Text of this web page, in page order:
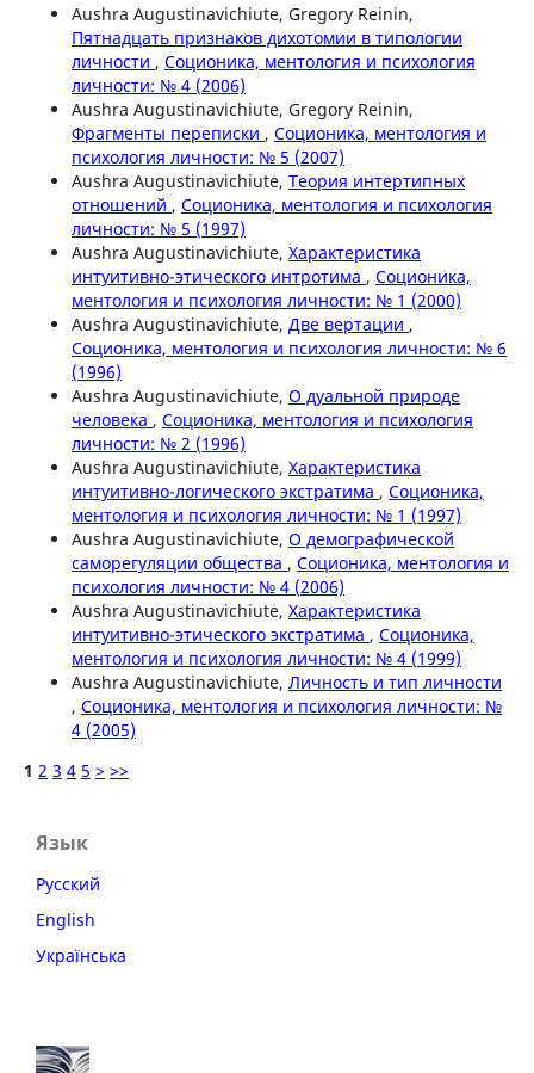
Aushra Augustinavichiute, Gregory Reinin,
Пятнадцать признаков дихотомии в типологии
личности , Соционика, ментология и психология
личности: № 4 (2006)
Aushra Augustinavichiute, Gregory Reinin,
Фрагменты переписки , Соционика, ментология и
психология личности: № 5 (2007)
Aushra Augustinavichiute, Теория интертипных
отношений , Соционика, ментология и психология
личности: № 5 (1997)
Aushra Augustinavichiute, Характеристика
интуитивно-этического интротима , Соционика,
ментология и психология личности: № 1 (2000)
Aushra Augustinavichiute, Две вертации ,
Соционика, ментология и психология личности: № 6
(1996)
Aushra Augustinavichiute, О дуальной природе
человека , Соционика, ментология и психология
личности: № 2 (1996)
Aushra Augustinavichiute, Характеристика
интуитивно-логического экстратима , Соционика,
ментология и психология личности: № 1 (1997)
Aushra Augustinavichiute, О демографической
саморегуляции общества , Соционика, ментология и
психология личности: № 4 (2006)
Aushra Augustinavichiute, Характеристика
интуитивно-этического экстратима , Соционика,
ментология и психология личности: № 4 (1999)
Aushra Augustinavichiute, Личность и тип личности
, Соционика, ментология и психология личности: №
4 (2005)
1 2 3 4 5 > >>
Язык
Русский
English
Українська